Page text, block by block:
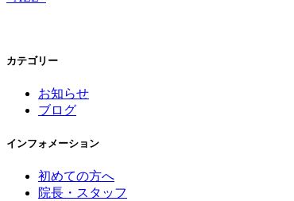
カテゴリー
お知らせ
ブログ
インフォメーション
初めての方へ
院長・スタッフ